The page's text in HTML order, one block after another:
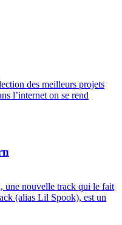
des meilleurs projets
l’internet on se rend
une nouvelle track qui le fait
(alias Lil Spook), est un